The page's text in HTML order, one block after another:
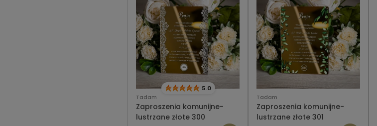
Tadam
Zaproszenia komunijne-
lustrzane złote 300
5.0
Tadam
Zaproszenia komunijne-
lustrzane złote 301